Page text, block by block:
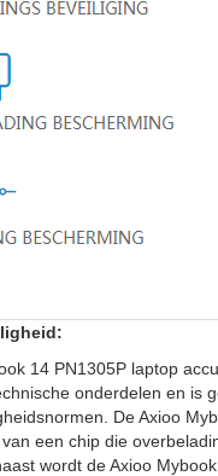
14 PN1305P laptop
onderdelen en is
De Axioo
een chip die
wordt de Axioo